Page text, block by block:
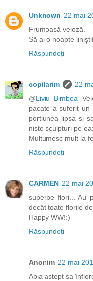
Unknown 22 mai
Frumoasă veioză.
Să ai o noapte
Răspundeți
copilarim
22
@Liviu Bimbea
pacate a suferit un
portiunea lipsa si
niste sculpturi pe
Multumesc mult la
Răspundeți
CARMEN 22 mai
superbe flori... Au
decât toate florile
Happy WW!:)
Răspundeți
Anonim 22 mai
Abia astept sa